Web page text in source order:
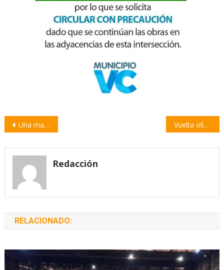
Navegación
entradas
Una marea humana espera a la Selección en la ciudad de Buenos Aires Vuelta olímpica aérea: los jugadores sobrevolaron Buenos Aires
Redacción
RELACIONADO: